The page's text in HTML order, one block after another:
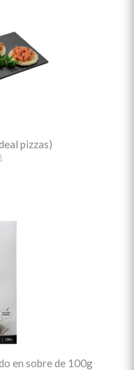
pizzas)
en sobre de 100g